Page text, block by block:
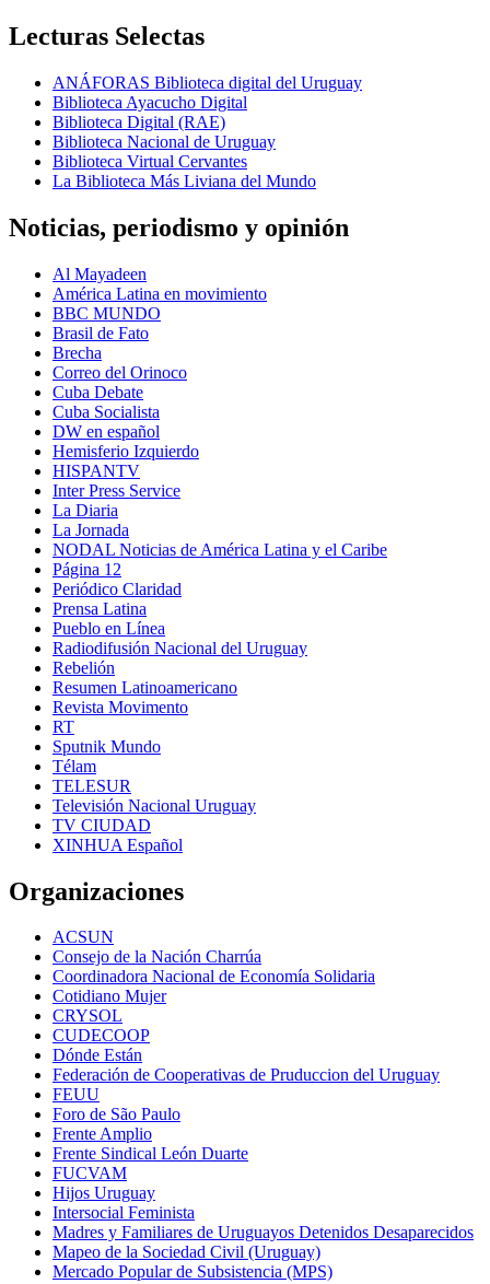
Lecturas Selectas
ANÁFORAS Biblioteca digital del Uruguay
Biblioteca Ayacucho Digital
Biblioteca Digital (RAE)
Biblioteca Nacional de Uruguay
Biblioteca Virtual Cervantes
La Biblioteca Más Liviana del Mundo
Noticias, periodismo y opinión
Al Mayadeen
América Latina en movimiento
BBC MUNDO
Brasil de Fato
Brecha
Correo del Orinoco
Cuba Debate
Cuba Socialista
DW en español
Hemisferio Izquierdo
HISPANTV
Inter Press Service
La Diaria
La Jornada
NODAL Noticias de América Latina y el Caribe
Página 12
Periódico Claridad
Prensa Latina
Pueblo en Línea
Radiodifusión Nacional del Uruguay
Rebelión
Resumen Latinoamericano
Revista Movimento
RT
Sputnik Mundo
Télam
TELESUR
Televisión Nacional Uruguay
TV CIUDAD
XINHUA Español
Organizaciones
ACSUN
Consejo de la Nación Charrúa
Coordinadora Nacional de Economía Solidaria
Cotidiano Mujer
CRYSOL
CUDECOOP
Dónde Están
Federación de Cooperativas de Pruduccion del Uruguay
FEUU
Foro de São Paulo
Frente Amplio
Frente Sindical León Duarte
FUCVAM
Hijos Uruguay
Intersocial Feminista
Madres y Familiares de Uruguayos Detenidos Desaparecidos
Mapeo de la Sociedad Civil (Uruguay)
Mercado Popular de Subsistencia (MPS)